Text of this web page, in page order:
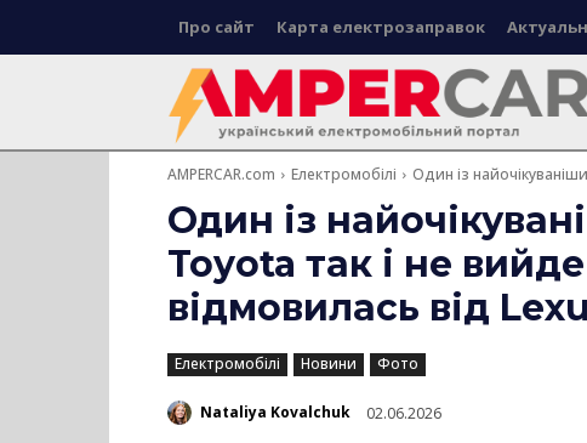
Про сайт Карта електрозаправок
AMPERCAR.com Електромобілі Один із
Один із
Toyota так і не
відмовилась від
Електромобілі Новини Фото
Nataliya Kovalchuk 02.06.2026